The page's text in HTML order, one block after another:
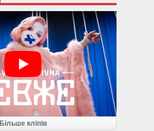
Більше кліпів